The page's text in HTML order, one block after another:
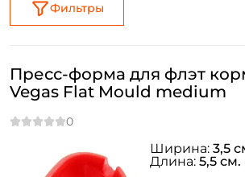
Фильтры
Пресс-форма для флэт
Vegas Flat Mould medium
Ширина: 3,5
Длина: 5,5 см.
Создать аккаунт